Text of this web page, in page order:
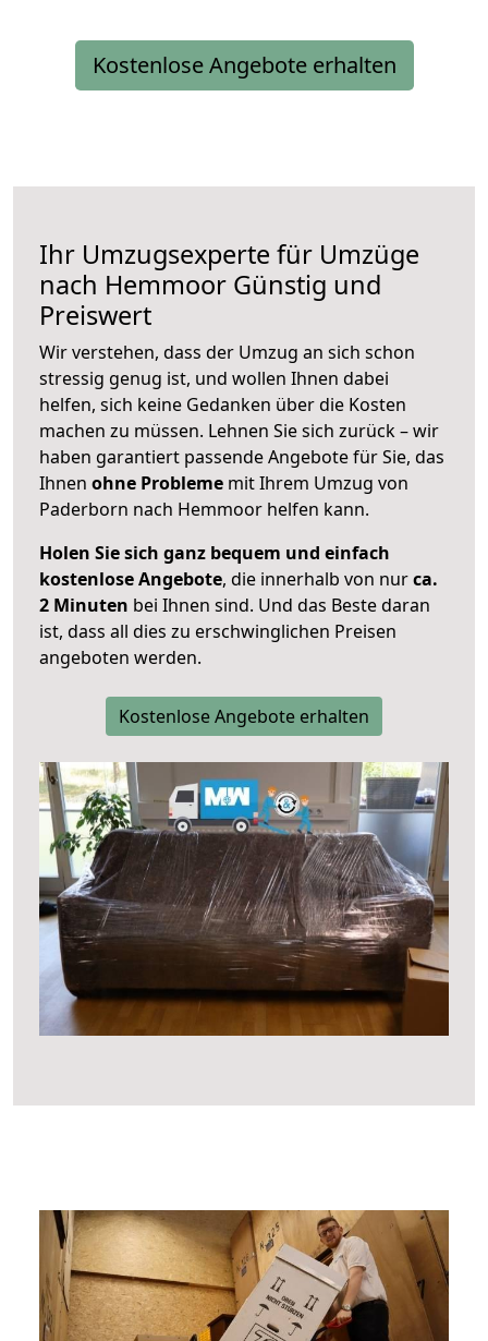
Kostenlose Angebote erhalten
Ihr Umzugsexperte für Umzüge
nach Hemmoor Günstig und
Preiswert
Wir verstehen, dass der Umzug an sich schon
stressig genug ist, und wollen Ihnen dabei
helfen, sich keine Gedanken über die Kosten
machen zu müssen. Lehnen Sie sich zurück – wir
haben garantiert passende Angebote für Sie, das
Ihnen ohne Probleme mit Ihrem Umzug von
Paderborn nach Hemmoor helfen kann.
Holen Sie sich ganz bequem und einfach
kostenlose Angebote, die innerhalb von nurca.
2 Minuten bei Ihnen sind. Und das Beste daran
ist, dass all dies zu erschwinglichen Preisen
angeboten werden.
Kostenlose Angebote erhalten